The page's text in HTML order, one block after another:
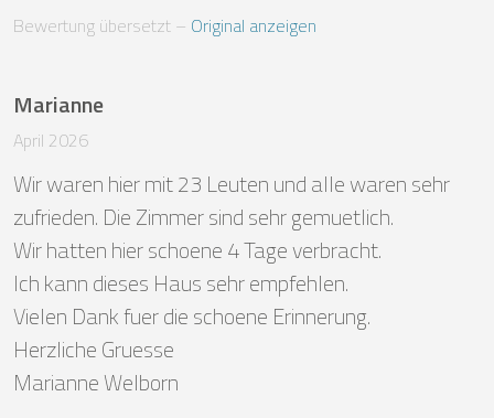
Bewertung übersetzt – Original anzeigen
Marianne
April 2026
Wir waren hier mit 23 Leuten und alle waren sehr
zufrieden. Die Zimmer sind sehr gemuetlich.
Wir hatten hier schoene 4 Tage verbracht.
Ich kann dieses Haus sehr empfehlen.
Vielen Dank fuer die schoene Erinnerung.
Herzliche Gruesse
Marianne Welborn